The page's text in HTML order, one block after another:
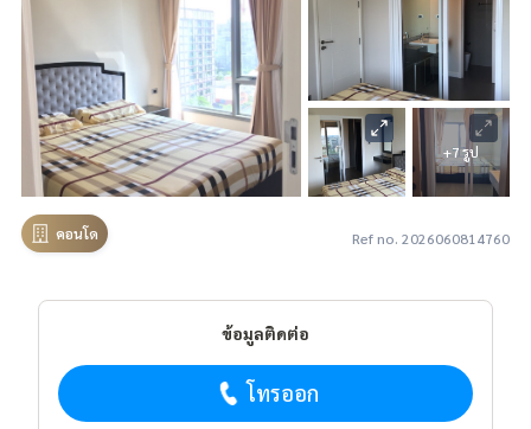
+7 รูป
คอนโด Ref no. 2026060814760
ข้อมูลติดต่อ
โทรออก